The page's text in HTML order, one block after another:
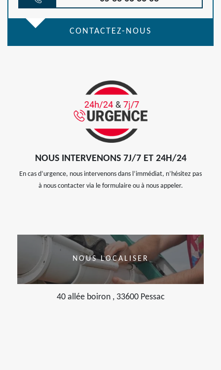
CONTACTEZ-NOUS
NOUS INTERVENONS 7J/7 ET 24H/24
En cas d’urgence, nous intervenons dans l’immédiat, n’hésitez pas
à nous contacter via le formulaire ou à nous appeler.
NOUS LOCALISER
40 allée boiron , 33600 Pessac